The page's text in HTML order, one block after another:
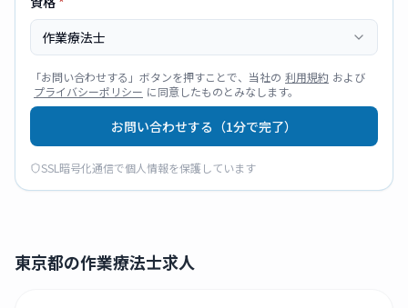
作業療法士
「お問い合わせする 」ボタンを押すことで、当社の 利用規約 および
プライバシーポリシー に同意したものとみなします。
お問い合わせする（1分で完了）
SSL暗号化通信で個人情報を保護しています
東京都の作業療法士求人